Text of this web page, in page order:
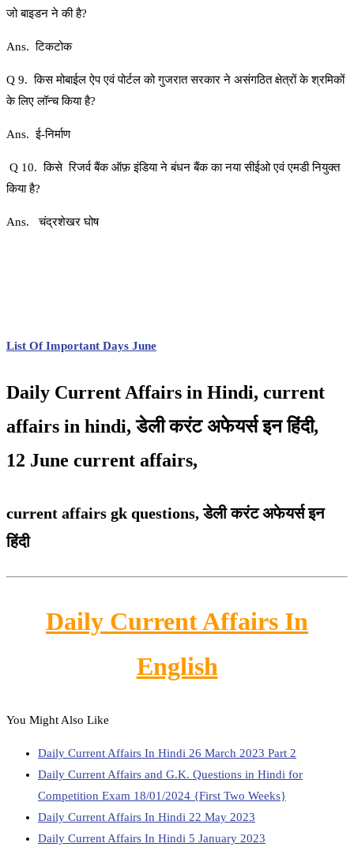
जो बाइडन ने की है?
Ans. टिकटोक
Q 9. किस मोबाईल ऐप एवं पोर्टल को गुजरात सरकार ने असंगठित क्षेत्रों के श्रमिकों
के लिए लॉन्च किया है?
Ans. ई-निर्माण
Q 10. किसे रिजर्व बैंक ऑफ़ इंडिया ने बंधन बैंक का नया सीईओ एवं एमडी नियुक्त
किया है?
Ans. चंद्रशेखर घोष
List Of Important Days June
Daily Current Affairs in Hindi, current
affairs in hindi,डेली करंट अफेयर्स इन हिंदी,
12 June current affairs,
current affairs gk questions, डेली करंट अफेयर्स इन
हिंदी
Daily Current Affairs In
English
You Might Also Like
Daily Current Affairs In Hindi 26 March 2023 Part 2
Daily Current Affairs and G.K. Questions in Hindi for
Competition Exam 18/01/2024 {First Two Weeks}
Daily Current Affairs In Hindi 22 May 2023
Daily Current Affairs In Hindi 5 January 2023